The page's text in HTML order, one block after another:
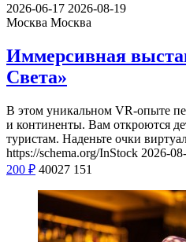
2026-06-17 2026-08-19
Москва Москва
Иммерсивная
Света»
В этом уникальном VR-опыте
и континенты. Вам откроются
туристам. Наденьте очки
https://schema.org/InStock 2026-
200 ₽ 40027 151